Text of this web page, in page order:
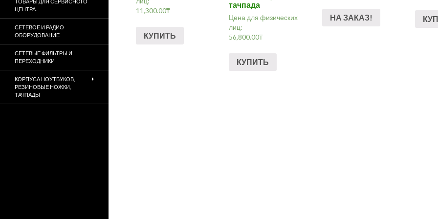
11,300.00₸
КУПИТЬ
тачпада
Цена для физических
лиц:
56,800.00₸
КУПИТЬ
НА ЗАКАЗ!
ЦЕНТРА.
СЕТЕВОЕ И РАДИО
ОБОРУДОВАНИЕ
СЕТЕВЫЕ ФИЛЬТРЫ И
ПЕРЕХОДНИКИ
КОРПУСА НОУТБУКОВ,
РЕЗИНОВЫЕ НОЖКИ,
ТАЧПАДЫ